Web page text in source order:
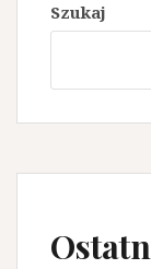
Szukaj